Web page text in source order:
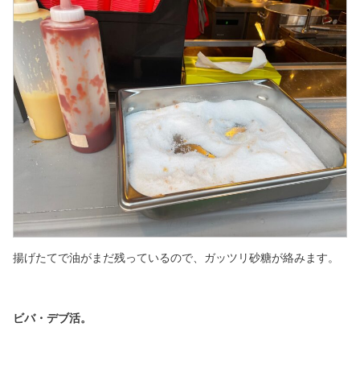
揚げたてで油がまだ残っているので、 ガッツリ砂糖が絡みます。
ビバ・デブ活。